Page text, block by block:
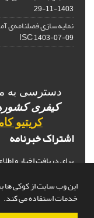
این وب سایت از کوکی ها
خدمات استفاده می کند.
1403-11-29
نمایه‌سازی فصلنامه‌ی
ISC1403-07-09
دسترسی به
کیفری
کریتیو
اشتراک خبرنامه
برای دریافت اخبار و